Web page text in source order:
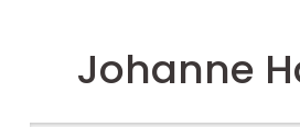
Johanne